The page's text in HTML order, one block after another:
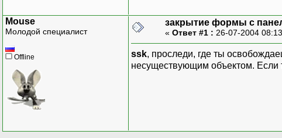
Mouse
Молодой специалист
Offline
закрытие формы с
« Ответ #1 : 26-07-2004
ssk, проследи, где ты
несуществующим объектом. Если